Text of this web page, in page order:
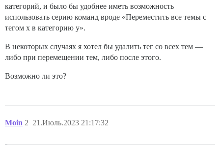
категорий, и было бы удобнее иметь возможность
использовать серию команд вроде «Переместить все темы с
тегом x в категорию y».
В некоторых случаях я хотел бы удалить тег со всех тем —
либо при перемещении тем, либо после этого.
Возможно ли это?
Moin 21.Июль.2023 21:17:32
2